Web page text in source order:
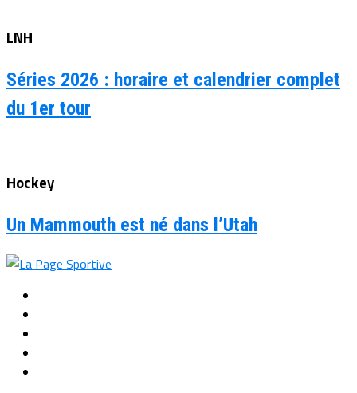
LNH
Séries 2026 : horaire et calendrier complet
du 1er tour
Hockey
Un Mammouth est né dans l’Utah